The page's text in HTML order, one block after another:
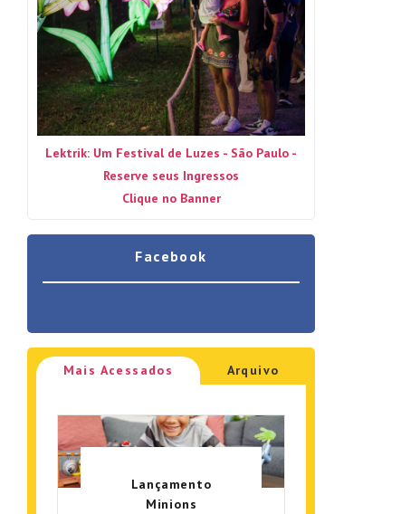
Lektrik: Um Festival de Luzes - São Paulo -
Reserve seus Ingressos
Clique no Banner
Facebook
Mais Acessados Arquivo
Lançamento
Minions